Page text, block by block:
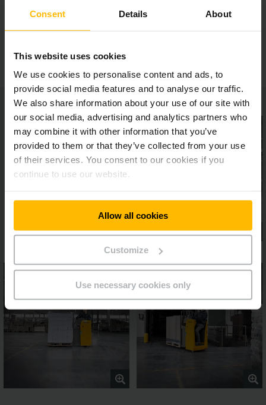
Consent Details About
This website uses cookies
We use cookies to personalise content and ads, to
provide social media features and to analyse our traffic.
We also share information about your use of our site with
our social media, advertising and analytics partners who
may combine it with other information that you’ve
provided to them or that they’ve collected from your use
of their services. You consent to our cookies if you
continue to use our website.
Allow all cookies
Customize
Use necessary cookies only